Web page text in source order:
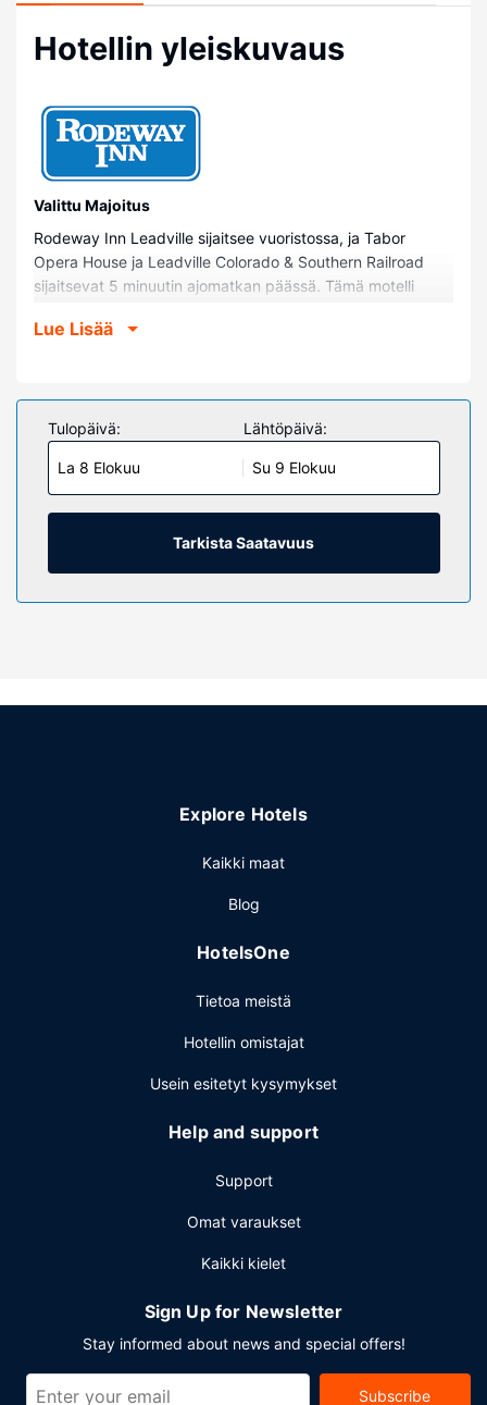
Hotellin yleiskuvaus
Valittu Majoitus
Rodeway Inn Leadville sijaitsee vuoristossa, ja Tabor
Opera House ja Leadville Colorado & Southern Railroad
sijaitsevat 5 minuutin ajomatkan päässä. Tämä motelli
Fame and Museum ja 5,1 km:n päässä kohteesta Arkansas
Kaikissa 55 huoneessa on ilmastointi ja taulutelevisio.
Mukavuuksiin kuuluu kaapelikanavat sekä ilmainen
langaton internetyhteys. Huoneissa on oma kylpyhuone, ja
sen varusteluun kuuluu suihkun ja kylpyammeen
yhdistelmä, ilmaiset hygieniatuotteet ja hammasharjat ja -
tahna. Huone siivotaan pyynnöstä. Huoneissa on työpöytä
ja kahvin-/vedenkeitin.
Kiinteistön miellyttävyys
Käytössäsi on ympäri vuorokauden auki oleva vastaanotto
Lue Lisää
Tulopäivä:
La 8 Elokuu
Lähtöpäivä:
Su 9 Elokuu
Tarkista Saatavuus
Explore Hotels
Kaikki maat
Blog
HotelsOne
Tietoa meistä
Hotellin omistajat
Usein esitetyt kysymykset
Help and support
Support
Omat varaukset
Kaikki kielet
Sign Up for Newsletter
Stay informed about news and special offers!
Subscribe